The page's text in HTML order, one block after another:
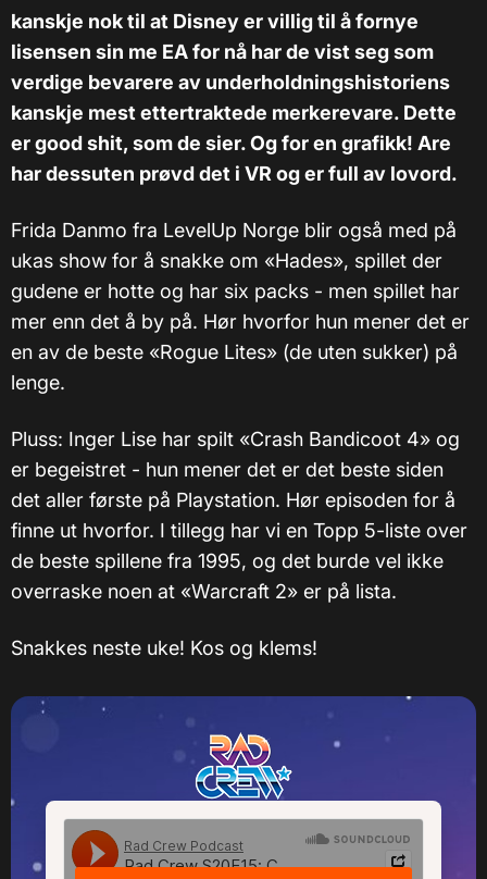
kanskje nok til at Disney er villig til å fornye
lisensen sin me EA for nå har de vist seg som
verdige bevarere av underholdningshistoriens
kanskje mest ettertraktede merkerevare. Dette
er good shit, som de sier. Og for en grafikk! Are
har dessuten prøvd det i VR og er full av lovord.
Frida Danmo fra LevelUp Norge blir også med på
ukas show for å snakke om «Hades», spillet der
gudene er hotte og har six packs - men spillet har
mer enn det å by på. Hør hvorfor hun mener det er
en av de beste «Rogue Lites» (de uten sukker) på
lenge.
Pluss: Inger Lise har spilt «Crash Bandicoot 4» og
er begeistret - hun mener det er det beste siden
det aller første på Playstation. Hør episoden for å
finne ut hvorfor. I tillegg har vi en Topp 5-liste over
de beste spillene fra 1995, og det burde vel ikke
overraske noen at «Warcraft 2» er på lista.
Snakkes neste uke! Kos og klems!